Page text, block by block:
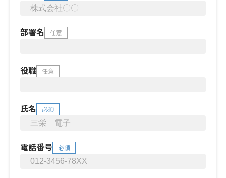
部署名 任意
役職 任意
氏名 必須
電話番号 必須